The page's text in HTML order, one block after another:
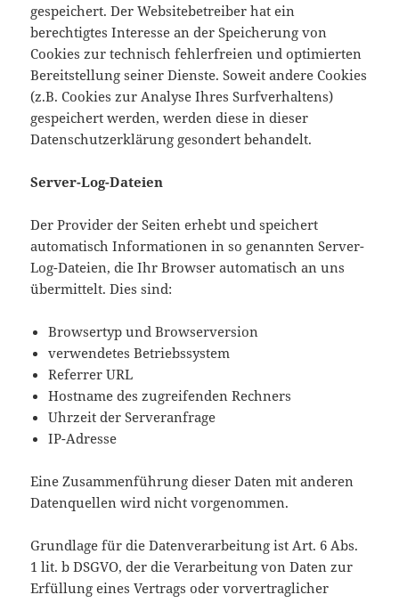
gespeichert. Der Websitebetreiber hat ein
berechtigtes Interesse an der Speicherung von
Cookies zur technisch fehlerfreien und optimierten
Bereitstellung seiner Dienste. Soweit andere Cookies
(z.B. Cookies zur Analyse Ihres Surfverhaltens)
gespeichert werden, werden diese in dieser
Datenschutzerklärung gesondert behandelt.
Server-Log-Dateien
Der Provider der Seiten erhebt und speichert
automatisch Informationen in so genannten Server-
Log-Dateien, die Ihr Browser automatisch an uns
übermittelt. Dies sind:
Browsertyp und Browserversion
verwendetes Betriebssystem
Referrer URL
Hostname des zugreifenden Rechners
Uhrzeit der Serveranfrage
IP-Adresse
Eine Zusammenführung dieser Daten mit anderen
Datenquellen wird nicht vorgenommen.
Grundlage für die Datenverarbeitung ist Art. 6 Abs.
1 lit. b DSGVO, der die Verarbeitung von Daten zur
Erfüllung eines Vertrags oder vorvertraglicher